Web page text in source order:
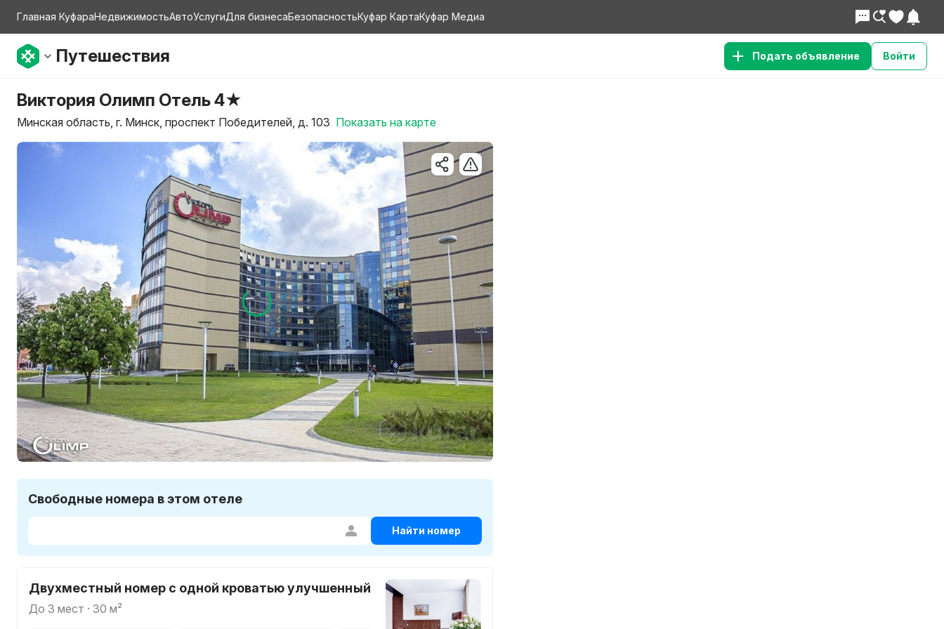
Главная КуфараНедвижимостьАвтоУслугиДля бизнесаБезопасностьКуфар КартаКуфар Медиа
Путешествия Подать объявление Войти
Виктория Олимп Отель 4★
Минская область, г. Минск, проспект Победителей, д. 103 Показать на карте
Свободные номера в этом отеле
Найти номер
Двухместный номер с одной кроватью улучшенный
до 3 мест · 30 м²